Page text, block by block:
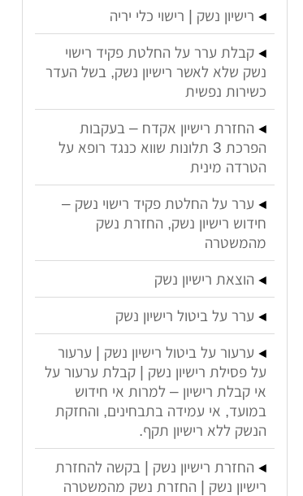
רישיון נשק | רישוי כלי יריה
קבלת ערר על החלטת פקיד רישוי
נשק שלא לאשר רישיון נשק, בשל העדר
כשירות נפשית
החזרת רישיון אקדח – בעקבות
הפרכת 3 תלונות שווא כנגד רופא על
הטרדה מינית
ערר על החלטת פקיד רישוי נשק –
חידוש רישיון נשק, החזרת נשק
מהמשטרה
הוצאת רישיון נשק
ערר על ביטול רישיון נשק
ערעור על ביטול רישיון נשק | ערעור
על פסילת רישיון נשק | קבלת ערעור על
אי קבלת רישיון – למרות אי חידוש
במועד, אי עמידה בתבחינים, והחזקת
הנשק ללא רישיון תקף.
החזרת רישיון נשק | בקשה להחזרת
רישיון נשק | החזרת נשק מהמשטרה